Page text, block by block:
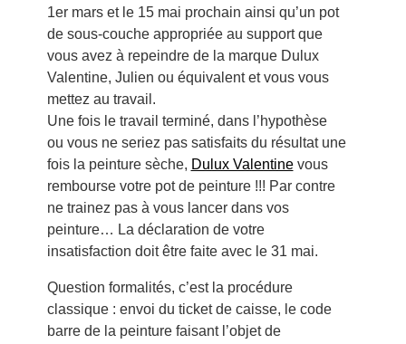
1er mars et le 15 mai prochain ainsi qu’un pot
de sous-couche appropriée au support que
vous avez à repeindre de la marque Dulux
Valentine, Julien ou équivalent et vous vous
mettez au travail.
Une fois le travail terminé, dans l’hypothèse
ou vous ne seriez pas satisfaits du résultat une
fois la peinture sèche, Dulux Valentinevous
rembourse votre pot de peinture !!! Par contre
ne trainez pas à vous lancer dans vos
peinture… La déclaration de votre
insatisfaction doit être faite avec le 31 mai.
Question formalités, c’est la procédure
classique : envoi du ticket de caisse, le code
barre de la peinture faisant l’objet de